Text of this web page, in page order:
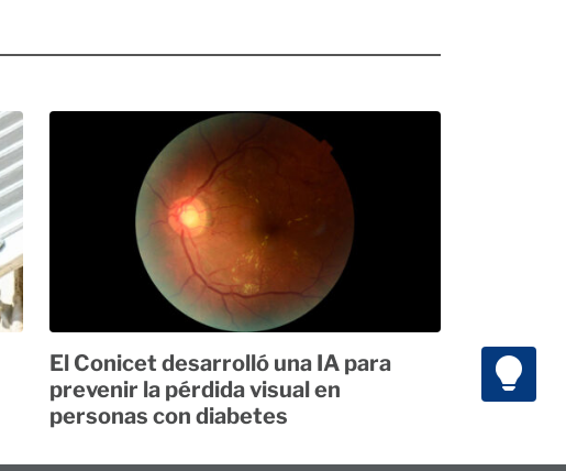
El Conicet desarrolló una IA para
prevenir la pérdida visual en
personas con diabetes